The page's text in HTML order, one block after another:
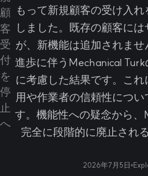
もって新規顧客の受け入
しました。既存の顧客に
が、新機能は追加されま
進歩に伴うMechanical
に考慮した結果です。こ
用や作業者の信頼性につ
す。機能性への疑念から、
完全に段階的に廃止され
2026年7月5日